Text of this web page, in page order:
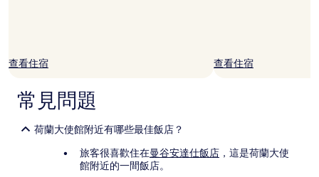
查看住宿 查看住宿
常見問題
荷蘭大使館附近有哪些最佳飯店？
旅客很喜歡住在曼谷安達仕飯店 ，這是荷蘭大使
館附近的一間飯店。